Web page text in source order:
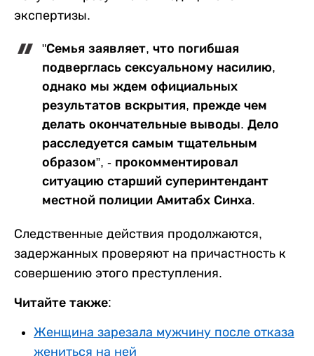
экспертизы.
"Семья заявляет, что погибшая
подверглась сексуальному насилию,
однако мы ждем официальных
результатов вскрытия, прежде чем
делать окончательные выводы. Дело
расследуется самым тщательным
образом”, - прокомментировал
ситуацию старший суперинтендант
местной полиции Амитабх Синха.
Следственные действия продолжаются,
задержанных проверяют на причастность к
совершению этого преступления.
Читайте также:
Женщина зарезала мужчину после отказа
жениться на ней